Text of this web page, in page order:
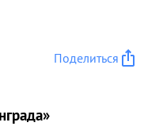
Поделиться